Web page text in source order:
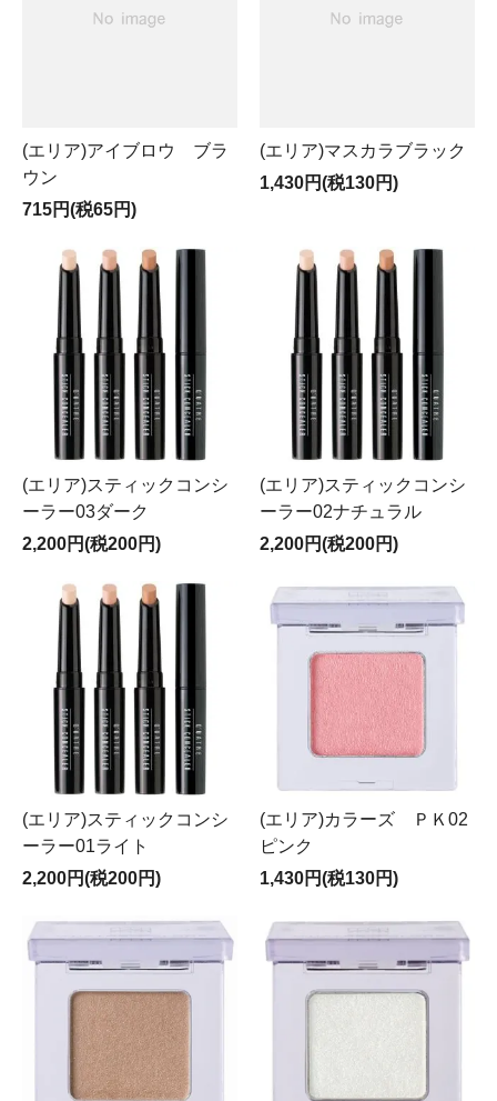
(エリア)アイブロウ ブラ
ウン
715円(税65円)
(エリア)マスカラブラック
1,430円(税130円)
(エリア)スティックコンシ
ーラー03ダーク
2,200円(税200円)
(エリア)スティックコンシ
ーラー02ナチュラル
2,200円(税200円)
(エリア)スティックコンシ
ーラー01ライト
2,200円(税200円)
(エリア)カラーズ ＰＫ02
ピンク
1,430円(税130円)